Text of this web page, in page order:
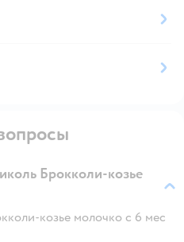
Брокколи-козье
козье молочко с 6 мес